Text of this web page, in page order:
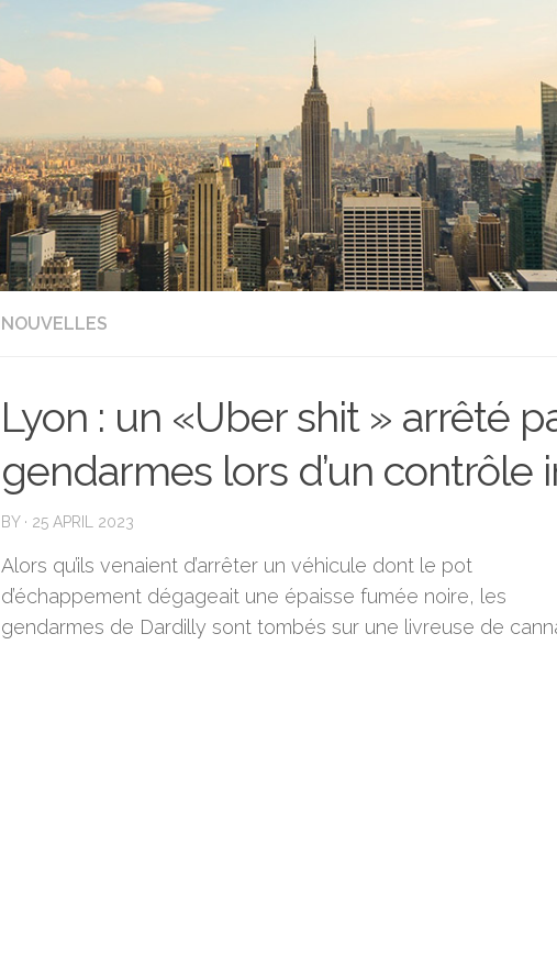
NOUVELLES
Lyon : un «Uber shit » arrêté
gendarmes lors d’un contrôle
BY · 25 APRIL 2023
Alors qu’ils venaient d’arrêter un véhicule dont le pot
d’échappement dégageait une épaisse fumée noire, les
gendarmes de Dardilly sont tombés sur une livreuse de